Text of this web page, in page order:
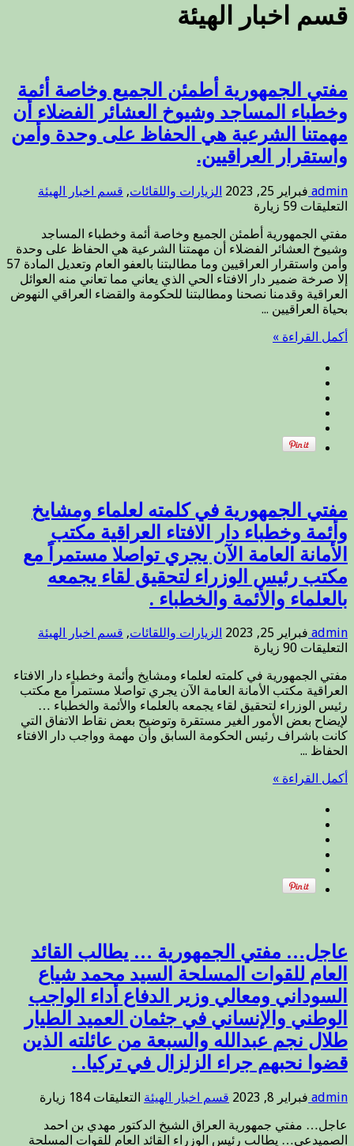
قسم اخبار الهيئة
مفتي الجمهورية أطمئن الجميع وخاصة أئمة
وخطباء المساجد وشيوخ العشائر الفضلاء أن
مهمتنا الشرعية هي الحفاظ على وحدة وأمن
واستقرار العراقيين.
admin فبراير 25, 2023 الزيارات واللقائات, قسم اخبار الهيئة
التعليقات على
الجمهورية
أطمئن
الجميع
وخاصة
أئمة
وخطباء
وشيوخ
الحفاظ
واستقرار
العراقيين.
مغلقة
59 زيارة
مفتي الجمهورية أطمئن الجميع وخاصة أئمة وخطباء المساجد
وشيوخ العشائر الفضلاء أن مهمتنا الشرعية هي الحفاظ على وحدة
وأمن واستقرار العراقيين وما مطالبتنا بالعفو العام وتعديل المادة 57
إلا صرخة ضمير دار الافتاء الحي الذي يعاني مما تعاني منه العوائل
العراقية وقدمنا نصحنا ومطالبتنا للحكومة والقضاء العراقي النهوض
بحياة العراقيين ...
أكمل القراءة »
مفتي الجمهورية في كلمته لعلماء ومشايخ
وأئمة وخطباء دار الافتاء العراقية مكتب
الأمانة العامة الآن يجري تواصلا مستمراً مع
مكتب رئيس الوزراء لتحقيق لقاء يجمعه
بالعلماء والأئمة والخطباء .
admin فبراير 25, 2023 الزيارات واللقائات, قسم اخبار الهيئة
التعليقات على
الجمهورية
في
كلمته
لعلماء
ومشايخ
دار
يجري
مكتب
رئيس
الوزراء
لتحقيق
لقاء
يجمعه
بالعلماء
والأئمة
والخطباء
مغلقة
90 زيارة
مفتي الجمهورية في كلمته لعلماء ومشايخ وأئمة وخطباء دار الافتاء
العراقية مكتب الأمانة العامة الآن يجري تواصلا مستمراً مع مكتب
رئيس الوزراء لتحقيق لقاء يجمعه بالعلماء والأئمة والخطباء …
لإيضاح بعض الأمور الغير مستقرة وتوضيح بعض نقاط الاتفاق التي
كانت باشراف رئيس الحكومة السابق وأن مهمة وواجب دار الافتاء
الحفاظ ...
أكمل القراءة »
عاجل… مفتي الجمهورية … يطالب القائد
العام للقوات المسلحة السيد محمد شياع
السوداني ومعالي وزير الدفاع أداء الواجب
الوطني والإنساني في جثمان العميد الطيار
طلال نجم عبدالله والسبعة من عائلته الذين
قضوا نحبهم جراء الزلزال في تركيا. .
admin فبراير 8, 2023 قسم اخبار الهيئة التعليقات على
مفتي
الجمهورية
184 زيارة
عاجل… مفتي جمهورية العراق الشيخ الدكتور مهدي بن احمد
الصميدعي… يطالب رئيس الوزراء القائد العام للقوات المسلحة